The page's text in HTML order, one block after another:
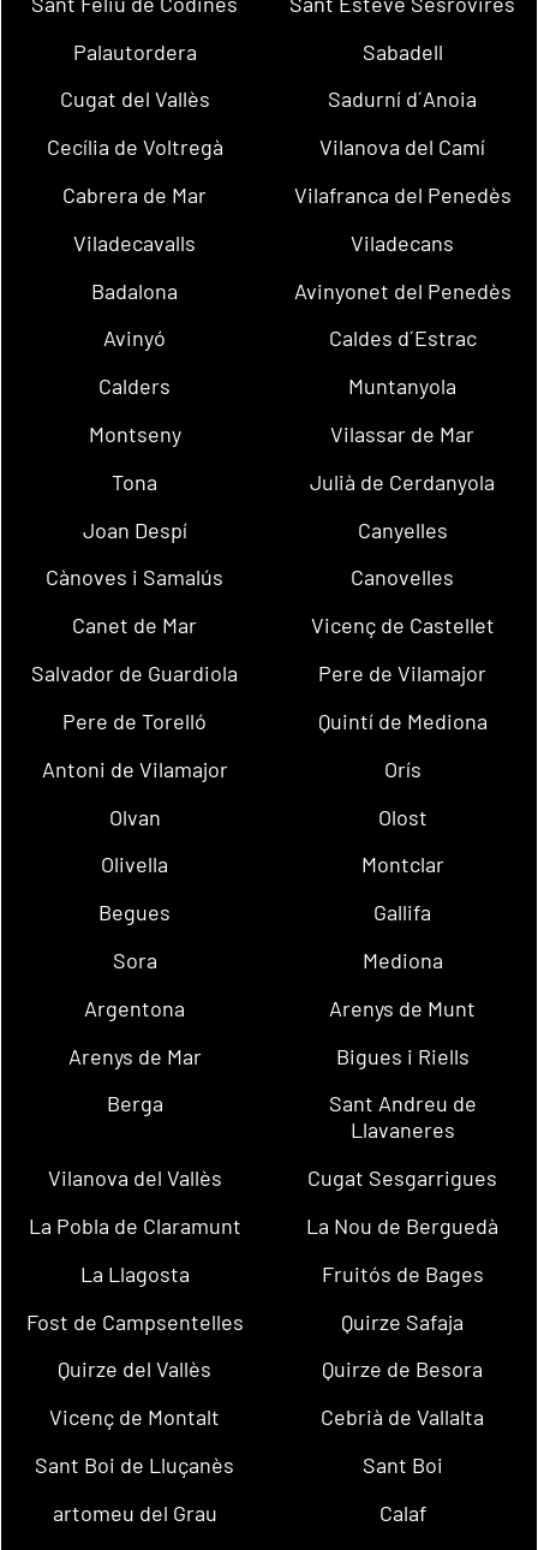
Palautordera
Sabadell
Cugat del Vallès
Sadurní d´Anoia
Cecília de Voltregà
Vilanova del Camí
Cabrera de Mar
Vilafranca del Penedès
Viladecavalls
Viladecans
Badalona
Avinyonet del Penedès
Avinyó
Caldes d´Estrac
Calders
Muntanyola
Montseny
Vilassar de Mar
Tona
Julià de Cerdanyola
Joan Despí
Canyelles
Cànoves i Samalús
Canovelles
Canet de Mar
Vicenç de Castellet
Salvador de Guardiola
Pere de Vilamajor
Pere de Torelló
Quintí de Mediona
Antoni de Vilamajor
Orís
Olvan
Olost
Olivella
Montclar
Begues
Gallifa
Sora
Mediona
Argentona
Arenys de Munt
Arenys de Mar
Bigues i Riells
Berga
Sant Andreu de
Llavaneres
Vilanova del Vallès
Cugat Sesgarrigues
La Pobla de Claramunt
La Nou de Berguedà
La Llagosta
Fruitós de Bages
Fost de Campsentelles
Quirze Safaja
Quirze del Vallès
Quirze de Besora
Vicenç de Montalt
Cebrià de Vallalta
Sant Boi de Lluçanès
Sant Boi
artomeu del Grau
Calaf